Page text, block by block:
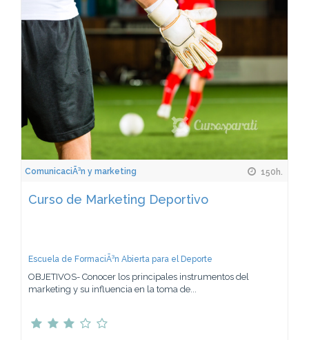
ComunicaciÃ³n y marketing 150h.
Curso de Marketing Deportivo
Escuela de FormaciÃ³n Abierta para el Deporte
OBJETIVOS- Conocer los principales instrumentos del
marketing y su influencia en la toma de...